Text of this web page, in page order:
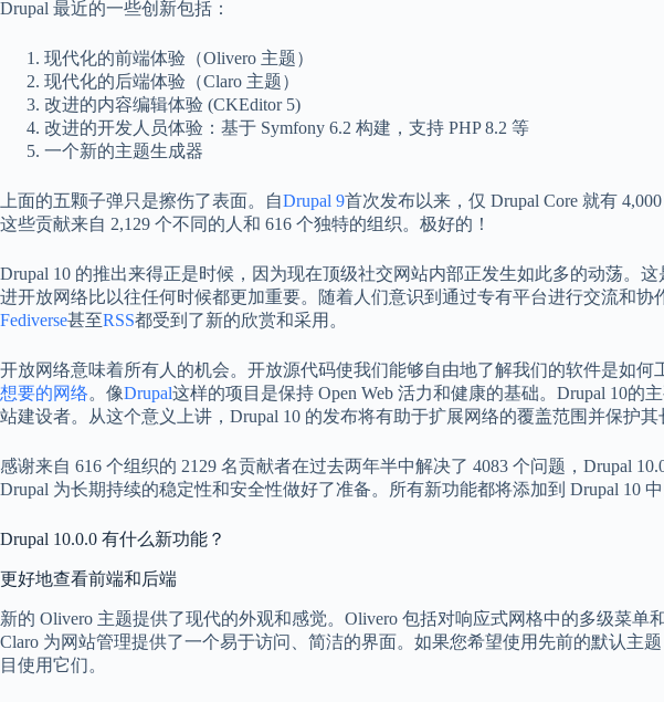
Drupal 最近的一些创新包括：
现代化的前端体验（Olivero 主题）
现代化的后端体验（Claro 主题）
改进的内容编辑体验 (CKEditor 5)
改进的开发人员体验：基于 Symfony 6.2 构建，支持 PHP 8.2 等
一个新的主题生成器
上面的五颗子弹只是擦伤了表面。自Drupal 9首次发布以来，仅 Drupal Core 就有
这些贡献来自 2,129 个不同的人和 616 个独特的组织。极好的！
Drupal 10 的推出来得正是时候，因为现在顶级社交网站内部正发生如此多的动荡。
进开放网络比以往任何时候都更加重要。随着人们意识到通过专有平台进行交流和协
Fediverse甚至RSS都受到了新的欣赏和采用。
开放网络意味着所有人的机会。开放源代码使我们能够自由地了解我们的软件是如何
想要的网络。像Drupal这样的项目是保持 Open Web 活力和健康的基础。Drupal 10的
站建设者。从这个意义上讲，Drupal 10 的发布将有助于扩展网络的覆盖范围并保护其
感谢来自 616 个组织的 2129 名贡献者在过去两年半中解决了 4083 个问题，Drupal
Drupal 为长期持续的稳定性和安全性做好了准备。所有新功能都将添加到 Drupal 10 中
Drupal 10.0.0 有什么新功能？
更好地查看前端和后端
新的 Olivero 主题提供了现代的外观和感觉。Olivero 包括对响应式网格中的多级菜单
Claro 为网站管理提供了一个易于访问、简洁的界面。如果您希望使用先前的默认主题
目使用它们。